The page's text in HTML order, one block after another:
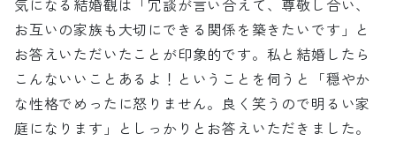
気になる結婚観は「冗談が言い合えて、尊敬し合い、
お互いの家族も大切にできる関係を築きたいです」と
お答えいただいたことが印象的です。私と結婚したら
こんないいことあるよ！ということを伺うと「穏やか
な性格でめったに怒りません。良く笑うので明るい家
庭になります」としっかりとお答えいただきました。